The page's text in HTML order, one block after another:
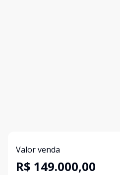
Valor venda
R$ 149.000,00